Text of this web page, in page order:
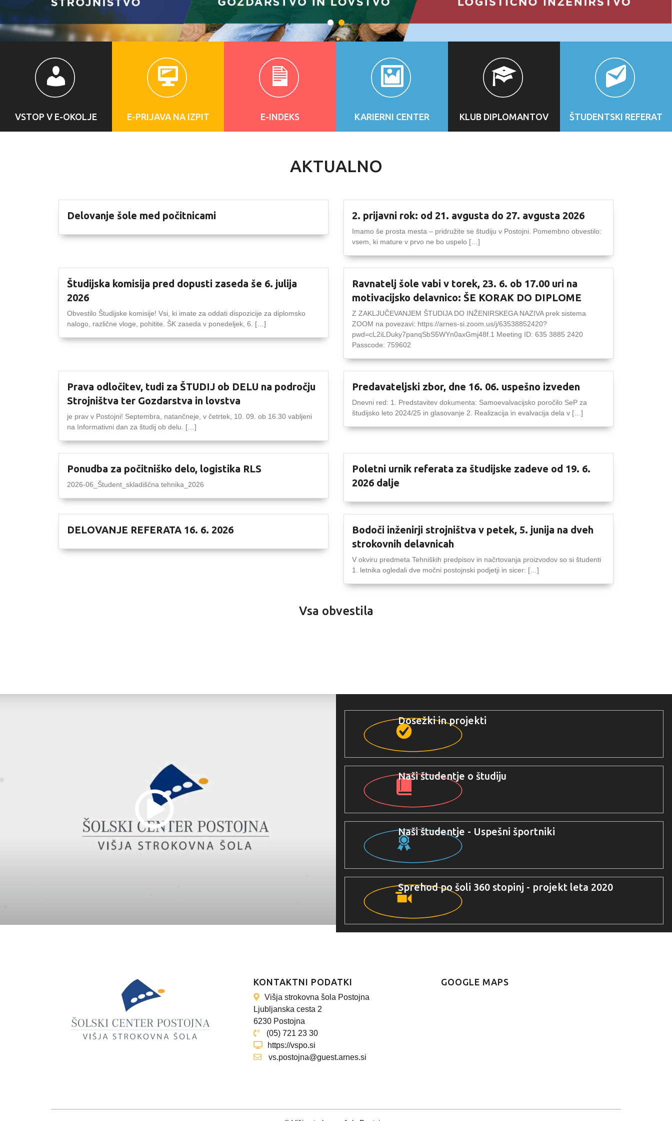
VSTOP V E-OKOLJE E-PRIJAVA NA IZPIT E-INDEKS KARIERNI CENTER KLUB DIPLOMANTOV ŠTUDENTSKI REFERAT
AKTUALNO
Delovanje šole med počitnicami 2. prijavni rok: od 21. avgusta do 27. avgusta 2026
Imamo še prosta mesta – pridružite se študiju v Postojni. Pomembno obvestilo:
vsem, ki mature v prvo ne bo uspelo […]
Študijska komisija pred dopusti zaseda še 6. julija
2026
Obvestilo Študijske komisije! Vsi, ki imate za oddati dispozicije za diplomsko
nalogo, različne vloge, pohitite. ŠK zaseda v ponedeljek, 6. […]
Ravnatelj šole vabi v torek, 23. 6. ob 17.00 uri na
motivacijsko delavnico: ŠE KORAK DO DIPLOME
Z ZAKLJUČEVANJEM ŠTUDIJA DO INŽENIRSKEGA NAZIVA prek sistema
ZOOM na povezavi: https://arnes-si.zoom.us/j/63538852420?
pwd=cL2iLDuky7panqSbS5WYn0axGmj48f.1 Meeting ID: 635 3885 2420
Passcode: 759602
Prava odločitev, tudi za ŠTUDIJ ob DELU na področju
Strojništva ter Gozdarstva in lovstva
je prav v Postojni! Septembra, natančneje, v četrtek, 10. 09. ob 16.30 vabljeni
na Informativni dan za študij ob delu. […]
Predavateljski zbor, dne 16. 06. uspešno izveden
Dnevni red: 1. Predstavitev dokumenta: Samoevalvacijsko poročilo SeP za
študijsko leto 2024/25 in glasovanje 2. Realizacija in evalvacija dela v […]
Ponudba za počitniško delo, logistika RLS
2026-06_Študent_skladiščna tehnika_2026
Poletni urnik referata za študijske zadeve od 19. 6.
2026 dalje
DELOVANJE REFERATA 16. 6. 2026
Bodoči inženirji strojništva v petek, 5. junija na dveh
strokovnih delavnicah
V okviru predmeta Tehniških predpisov in načrtovanja proizvodov so si študenti
1. letnika ogledali dve močni postojnski podjetji in sicer: […]
Vsa obvestila
Dosežki in projekti
Naši študentje o študiju
Naši študentje - Uspešni športniki
Sprehod po šoli 360 stopinj - projekt leta 2020
KONTAKTNI PODATKI
Višja strokovna šola Postojna
Ljubljanska cesta 2
6230 Postojna
(05) 721 23 30
https://vspo.si
vs.postojna@guest.arnes.si
GOOGLE MAPS